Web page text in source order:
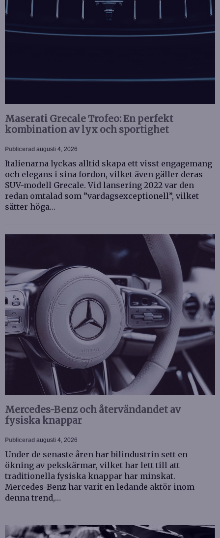
Maserati Grecale Trofeo: En perfekt
kombination av lyx och sportighet
Publicerad augusti 4, 2026
Italienarna lyckas alltid skapa ett visst engagemang
och elegans i sina fordon, vilket även gäller deras
SUV-modell Grecale. Vid lansering 2022 var den
redan omtalad som ”vardagsexceptionell”, vilket
sätter höga…
Mercedes-Benz och återvändandet av
fysiska knappar
Publicerad augusti 4, 2026
Under de senaste åren har bilindustrin sett en
ökning av pekskärmar, vilket har lett till att
traditionella fysiska knappar har minskat.
Mercedes-Benz har varit en ledande aktör inom
denna trend,…